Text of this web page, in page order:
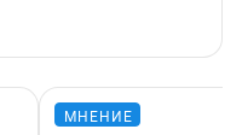
МНЕНИЕ